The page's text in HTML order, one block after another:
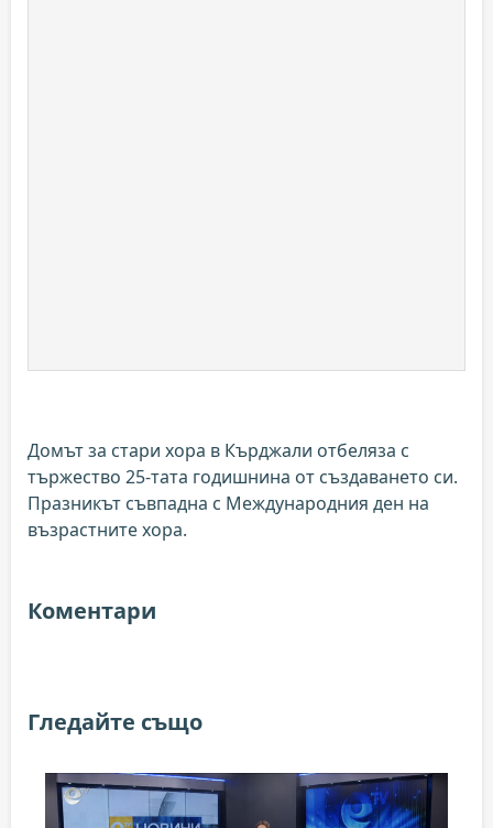
Домът за стари хора в Кърджали отбеляза с
тържество 25-тата годишнина от създаването си.
Празникът съвпадна с Международния ден на
възрастните хора.
Коментари
Гледайте също